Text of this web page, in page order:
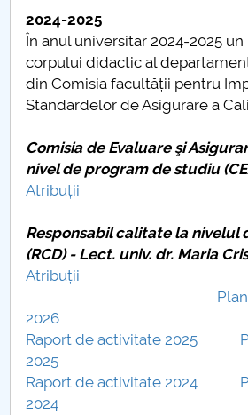
Nr. de telefon si adrese Facultăți
Admitere
Senat
Studenți
Relații Publice
Relații Internaționale
2024-2025
În anul universitar 2024-2025
corpului didactic al
din Comisia facultății pentru
Standardelor de Asigurare a
Comisia de Evaluare şi
nivel de program de studiu
Atribuții
Responsabil calitate la
(RCD) - Lect. univ. dr. Maria
Atribuții
2026
Raport de activitate 2025
2025
Raport de activitate 2024
2024